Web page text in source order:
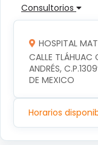
Consultorios
HOSPITAL
CALLE TLÁHUAC
ANDRÉS,
DE MEXICO
Horarios